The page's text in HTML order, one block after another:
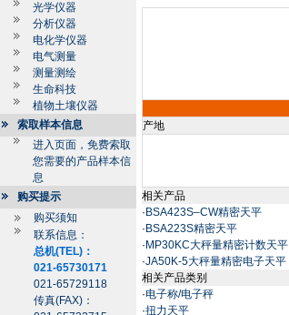
光学仪器
分析仪器
电化学仪器
电气测量
测量测绘
生命科技
植物土壤仪器
索取样本信息
进入页面，免费索取
您需要的产品样本信
息
购买提示
购买须知
联系信息：
总机(TEL)：
021-65730171
021-65729118
传真(FAX)：
产地
相关产品
· BSA423S–CW精密天平
· BSA223S精密天平
· MP30KC大秤量精密计数天平
·JA50K-5大秤量精密电子天平
相关产品类别
·电子称/电子秤
·扭力天平